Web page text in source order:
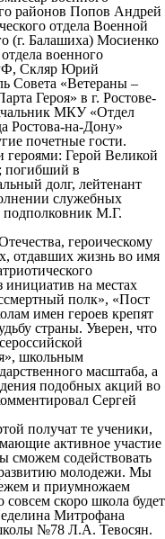
районов Попов Андрей
отдела Военной
(г. Балашиха) Мосиенко
военного
Скляр Юрий
Совета «Ветераны –
Героя» в г. Ростове-
МКУ «Отдел
Ростова-на-Дону»
почетные гости.
Герой Великой
погибший в
долг, лейтенант
служебных
подполковник М.Г.
героическому
отдавших жизнь во имя
инициатив на местах
полк», «Пост
имен героев крепят
страны. Уверен, что
школьным
масштаба, а
подобных акций во
Сергей
получат те ученики,
активное участие
сможем содействовать
развитию молодежи. Мы
и приумножаем
скоро школа будет
Митрофана
№78 Л.А. Тевосян.